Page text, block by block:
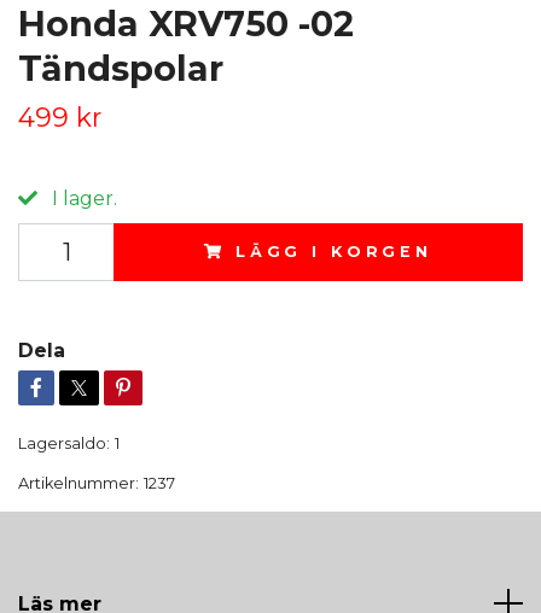
Honda XRV750 -02
Tändspolar
499 kr
I lager.
LÄGG I KORGEN
Dela
Lagersaldo: 1
Artikelnummer: 1237
Läs mer